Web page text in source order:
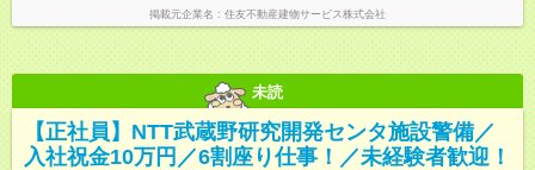
掲載元企業名 住友不動産建物サービス株式会社
未読
【正社員】NTT武蔵野研究開発センタ施設警備／
入社祝金10万円／6割座り仕事！／未経験者歓迎！